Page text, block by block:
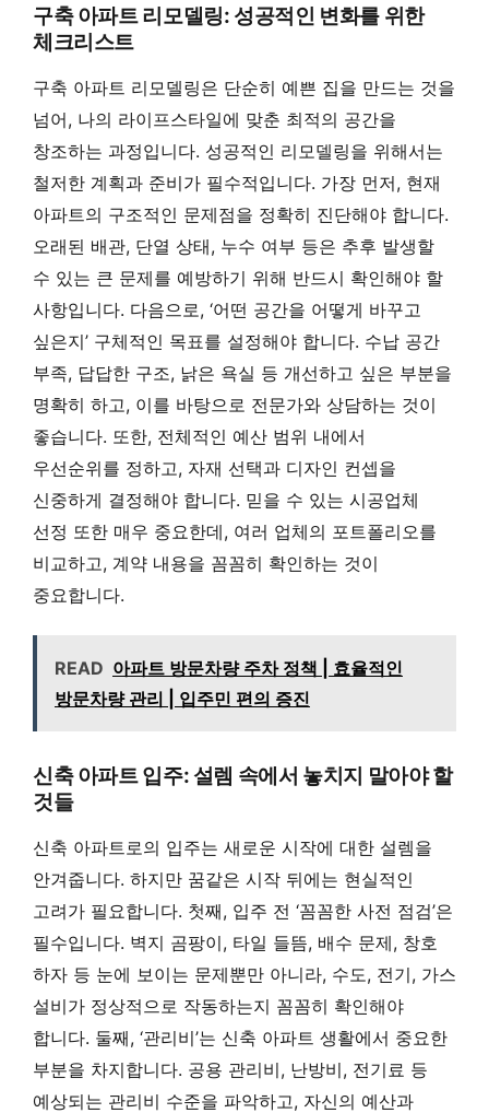
구축 아파트 리모델링: 성공적인 변화를 위한
체크리스트
구축 아파트 리모델링은 단순히 예쁜 집을 만드는 것을
넘어, 나의 라이프스타일에 맞춘 최적의 공간을
창조하는 과정입니다. 성공적인 리모델링을 위해서는
철저한 계획과 준비가 필수적입니다. 가장 먼저, 현재
아파트의 구조적인 문제점을 정확히 진단해야 합니다.
오래된 배관, 단열 상태, 누수 여부 등은 추후 발생할
수 있는 큰 문제를 예방하기 위해 반드시 확인해야 할
사항입니다. 다음으로, ‘어떤 공간을 어떻게 바꾸고
싶은지’ 구체적인 목표를 설정해야 합니다. 수납 공간
부족, 답답한 구조, 낡은 욕실 등 개선하고 싶은 부분을
명확히 하고, 이를 바탕으로 전문가와 상담하는 것이
좋습니다. 또한, 전체적인 예산 범위 내에서
우선순위를 정하고, 자재 선택과 디자인 컨셉을
신중하게 결정해야 합니다. 믿을 수 있는 시공업체
선정 또한 매우 중요한데, 여러 업체의 포트폴리오를
비교하고, 계약 내용을 꼼꼼히 확인하는 것이
중요합니다.
READ 아파트 방문차량 주차 정책 | 효율적인
방문차량 관리 | 입주민 편의 증진
신축 아파트 입주: 설렘 속에서 놓치지 말아야 할
것들
신축 아파트로의 입주는 새로운 시작에 대한 설렘을
안겨줍니다. 하지만 꿈같은 시작 뒤에는 현실적인
고려가 필요합니다. 첫째, 입주 전 ‘꼼꼼한 사전 점검’은
필수입니다. 벽지 곰팡이, 타일 들뜸, 배수 문제, 창호
하자 등 눈에 보이는 문제뿐만 아니라, 수도, 전기, 가스
설비가 정상적으로 작동하는지 꼼꼼히 확인해야
합니다. 둘째, ‘관리비’는 신축 아파트 생활에서 중요한
부분을 차지합니다. 공용 관리비, 난방비, 전기료 등
예상되는 관리비 수준을 파악하고, 자신의 예산과